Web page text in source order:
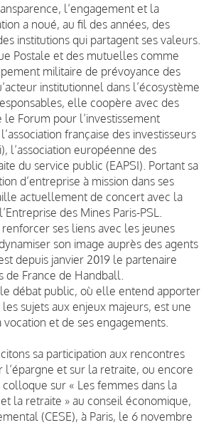
l’engagement et la
a noué, au fil des années, des
institutions qui partagent ses valeurs.
Postale et des mutuelles comme
militaire de prévoyance des
institutionnel dans l’écosystème
elle coopère avec des
Forum pour l’investissement
française des investisseurs
l’association européenne des
du service public (EAPSI). Portant sa
d’entreprise à mission dans ses
actuellement de concert avec la
des Mines Paris-PSL.
ses liens avec les jeunes
son image auprès des agents
depuis janvier 2019 le partenaire
de France de Handball.
débat public, où elle entend apporter
sujets aux enjeux majeurs, est une
et de ses engagements.
sa participation aux rencontres
l’épargne et sur la retraite, ou encore
colloque sur « Les femmes dans la
la retraite » au conseil économique,
(CESE), à Paris, le 6 novembre